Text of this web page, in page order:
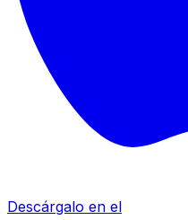
Descárgalo en el